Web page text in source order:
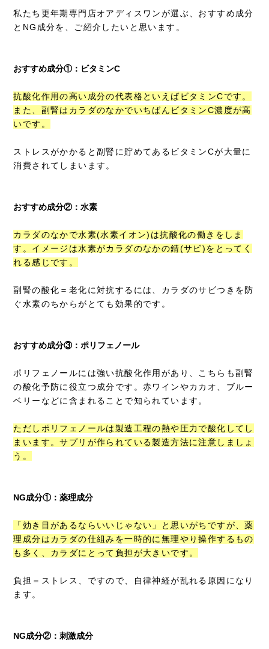
私たち更年期専門店オアディスワンが選ぶ、おすすめ成分
とNG成分を、ご紹介したいと思います。
おすすめ成分①：ビタミンC
抗酸化作用の高い成分の代表格といえばビタミンCです。
また、副腎はカラダのなかでいちばんビタミンC濃度が高
いです。
ストレスがかかると副腎に貯めてあるビタミンCが大量に
消費されてしまいます。
おすすめ成分②：水素
カラダのなかで水素(水素イオン)は抗酸化の働きをしま
す。イメージは水素がカラダのなかの錆(サビ)をとってく
れる感じです。
副腎の酸化＝老化に対抗するには、カラダのサビつきを防
ぐ水素のちからがとても効果的です。
おすすめ成分③：ポリフェノール
ポリフェノールには強い抗酸化作用があり、こちらも副腎
の酸化予防に役立つ成分です。赤ワインやカカオ、ブルー
ベリーなどに含まれることで知られています。
ただしポリフェノールは製造工程の熱や圧力で酸化してし
まいます。サプリが作られている製造方法に注意しましょ
う。
NG成分①：薬理成分
「効き目があるならいいじゃない」と思いがちですが、薬
理成分はカラダの仕組みを一時的に無理やり操作するもの
も多く、カラダにとって負担が大きいです。
負担＝ストレス、ですので、自律神経が乱れる原因になり
ます。
NG成分②：刺激成分